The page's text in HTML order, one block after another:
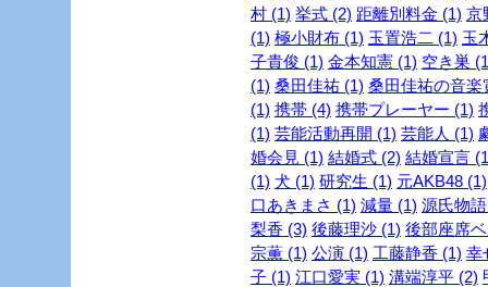
村 (1) 挙式 (2) 距離別料金 (1) 京
(1) 極小財布 (1) 玉置浩二 (1) 玉
子貴俊 (1) 金本知憲 (1) 空き巣
(1) 桑田佳祐 (1) 桑田佳祐の音楽
(1) 携帯 (4) 携帯プレーヤー (1)
(1) 芸能活動再開 (1) 芸能人 (1)
婚会見 (1) 結婚式 (2) 結婚宣言
(1) 犬 (1) 研究生 (1) 元AKB48 (1)
口あきまさ (1) 減量 (1) 源氏物
梨香 (3) 後藤理沙 (1) 後部座席
宗薫 (1) 公演 (1) 工藤静香 (1) 幸
子 (1) 江口愛実 (1) 溝端淳平 (2)